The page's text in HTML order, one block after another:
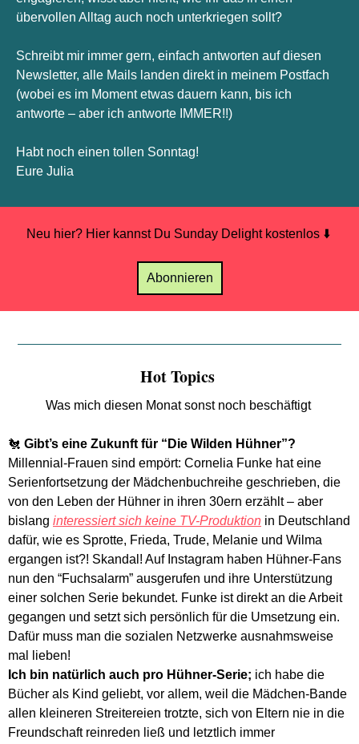
übervollen Alltag auch noch unterkriegen sollt?
Schreibt mir immer gern, einfach antworten auf diesen
Newsletter, alle Mails landen direkt in meinem Postfach
(wobei es im Moment etwas dauern kann, bis ich
antworte – aber ich antworte IMMER!!)
Habt noch einen tollen Sonntag!
Eure Julia
Neu hier? Hier kannst Du Sunday Delight kostenlos ⬇️
Abonnieren
Hot Topics
Was mich diesen Monat sonst noch beschäftigt
🐔
Millennial-Frauen sind empört: Cornelia Funke hat eine
Serienfortsetzung der Mädchenbuchreihe geschrieben, die
von den Leben der Hühner in ihren 30ern erzählt – aber
bislang interessiert sich keine TV-Produktion in Deutschland
dafür, wie es Sprotte, Frieda, Trude, Melanie und Wilma
ergangen ist?! Skandal! Auf Instagram haben Hühner-Fans
nun den “Fuchsalarm” ausgerufen und ihre Unterstützung
einer solchen Serie bekundet. Funke ist direkt an die Arbeit
gegangen und setzt sich persönlich für die Umsetzung ein.
Dafür muss man die sozialen Netzwerke ausnahmsweise
mal lieben!
Ich bin natürlich auch pro Hühner-Serie; ich habe die
Bücher als Kind geliebt, vor allem, weil die Mädchen-Bande
allen kleineren Streitereien trotzte, sich von Eltern nie in die
Freundschaft reinreden ließ und letztlich immer